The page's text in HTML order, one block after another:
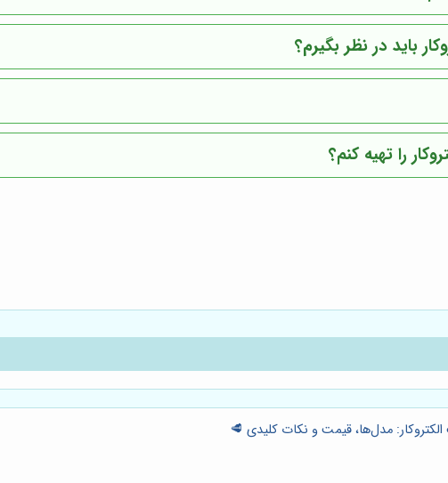
باید در نظر بگیرم؟
را تهیه کنم؟
مدل‌ها، قیمت و نکات کلیدی 🥩